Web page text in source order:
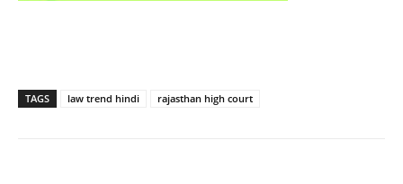
TAGS law trend hindi rajasthan high court